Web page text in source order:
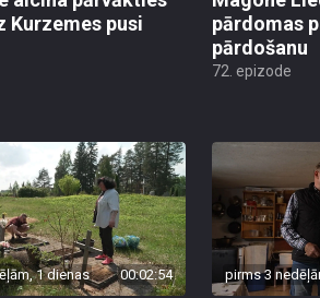
Kurzemes pusi
pārdomas
pārdošanu
72. epizode
1 dienas 00:02:54 pirms 3